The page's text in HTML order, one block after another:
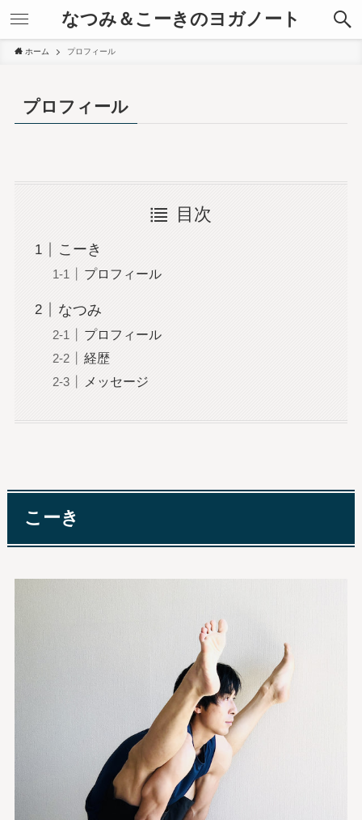
なつみ＆こーきのヨガノート
ホーム プロフィール
プロフィール
目次
こーき
プロフィール
なつみ
プロフィール
経歴
メッセージ
こーき